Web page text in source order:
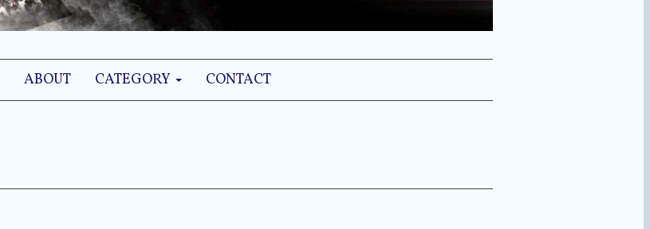
ABOUT CATEGORY CONTACT